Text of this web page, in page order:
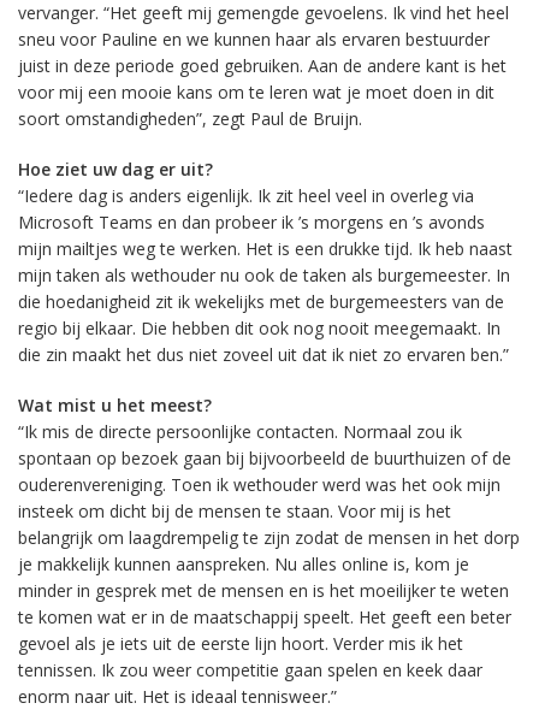
vervanger. “Het geeft mij gemengde gevoelens. Ik vind het heel
sneu voor Pauline en we kunnen haar als ervaren bestuurder
juist in deze periode goed gebruiken. Aan de andere kant is het
voor mij een mooie kans om te leren wat je moet doen in dit
soort omstandigheden”, zegt Paul de Bruijn.
Hoe ziet uw dag er uit?
“Iedere dag is anders eigenlijk. Ik zit heel veel in overleg via
Microsoft Teams en dan probeer ik ’s morgens en ’s avonds
mijn mailtjes weg te werken. Het is een drukke tijd. Ik heb naast
mijn taken als wethouder nu ook de taken als burgemeester. In
die hoedanigheid zit ik wekelijks met de burgemeesters van de
regio bij elkaar. Die hebben dit ook nog nooit meegemaakt. In
die zin maakt het dus niet zoveel uit dat ik niet zo ervaren ben.”
Wat mist u het meest?
“Ik mis de directe persoonlijke contacten. Normaal zou ik
spontaan op bezoek gaan bij bijvoorbeeld de buurthuizen of de
ouderenvereniging. Toen ik wethouder werd was het ook mijn
insteek om dicht bij de mensen te staan. Voor mij is het
belangrijk om laagdrempelig te zijn zodat de mensen in het dorp
je makkelijk kunnen aanspreken. Nu alles online is, kom je
minder in gesprek met de mensen en is het moeilijker te weten
te komen wat er in de maatschappij speelt. Het geeft een beter
gevoel als je iets uit de eerste lijn hoort. Verder mis ik het
tennissen. Ik zou weer competitie gaan spelen en keek daar
enorm naar uit. Het is ideaal tennisweer.”